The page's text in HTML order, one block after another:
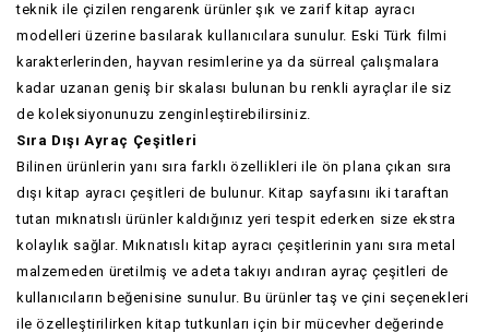
teknik ile çizilen rengarenk ürünler şık ve zarif kitap ayracı
modelleri üzerine basılarak kullanıcılara sunulur. Eski Türk filmi
karakterlerinden, hayvan resimlerine ya da sürreal çalışmalara
kadar uzanan geniş bir skalası bulunan bu renkli ayraçlar ile siz
de koleksiyonunuzu zenginleştirebilirsiniz.
Sıra Dışı Ayraç Çeşitleri
Bilinen ürünlerin yanı sıra farklı özellikleri ile ön plana çıkan sıra
dışı kitap ayracı çeşitleri de bulunur. Kitap sayfasını iki taraftan
tutan mıknatıslı ürünler kaldığınız yeri tespit ederken size ekstra
kolaylık sağlar. Mıknatıslı kitap ayracı çeşitlerinin yanı sıra metal
malzemeden üretilmiş ve adeta takıyı andıran ayraç çeşitleri de
kullanıcıların beğenisine sunulur. Bu ürünler taş ve çini seçenekleri
ile özelleştirilirken kitap tutkunları için bir mücevher değerinde